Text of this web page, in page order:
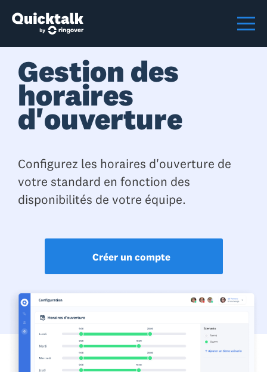
Gestion des
horaires
d'ouverture
Configurez les horaires d'ouverture de
votre standard en fonction des
disponibilités de votre équipe.
Créer un compte